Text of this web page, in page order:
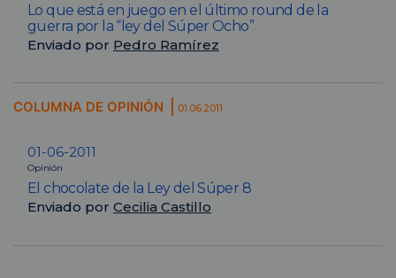
Lo que está en juego en el último round de la
guerra por la “ley del Súper Ocho”
Enviado por Pedro Ramírez
COLUMNA DE OPINIÓN 01.06.2011
01-06-2011
Opinión
El chocolate de la Ley del Súper 8
Enviado por Cecilia Castillo